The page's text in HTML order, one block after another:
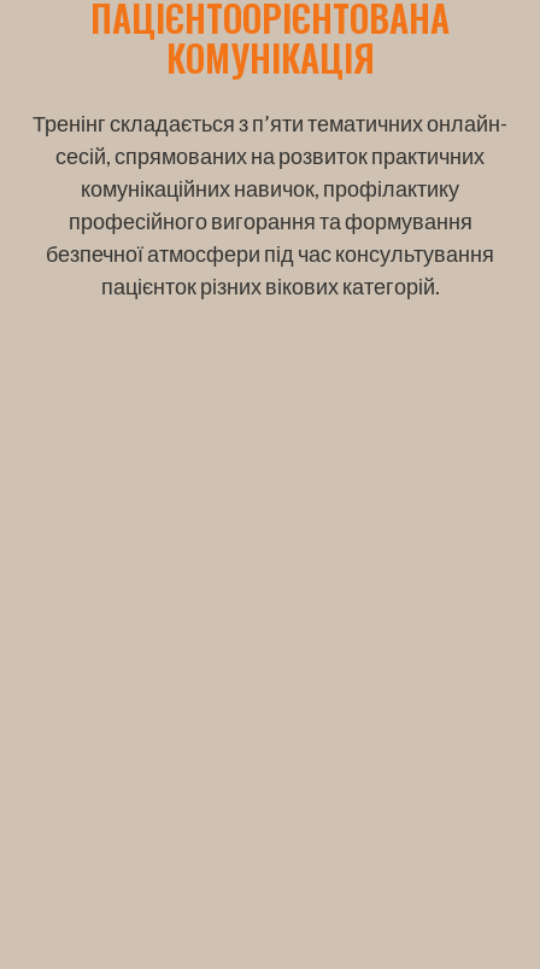
ПАЦІЄНТООРІЄНТОВАНА
КОМУНІКАЦІЯ
Тренінг складається з п’яти тематичних онлайн-
сесій, спрямованих на розвиток практичних
комунікаційних навичок, профілактику
професійного вигорання та формування
безпечної атмосфери під час консультування
пацієнток різних вікових категорій.